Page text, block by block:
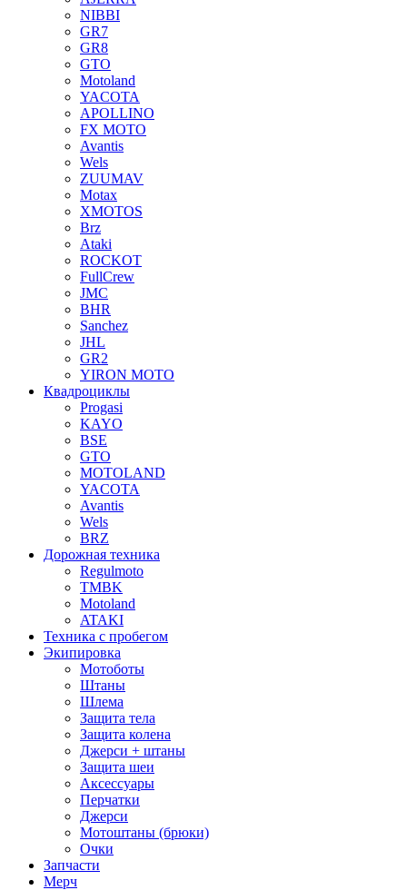
NIBBI
GR7
GR8
GTO
Motoland
YACOTA
APOLLINO
FX MOTO
Avantis
Wels
ZUUMAV
Motax
XMOTOS
Brz
Ataki
ROCKOT
FullCrew
JMC
BHR
Sanchez
JHL
GR2
YIRON MOTO
Квадроциклы
Progasi
KAYO
BSE
GTO
MOTOLAND
YACOTA
Avantis
Wels
BRZ
Дорожная техника
Regulmoto
TMBK
Motoland
ATAKI
Техника с пробегом
Экипировка
Мотоботы
Штаны
Шлема
Защита тела
Защита колена
Джерси + штаны
Защита шеи
Аксессуары
Перчатки
Джерси
Мотоштаны (брюки)
Очки
Запчасти
Мерч